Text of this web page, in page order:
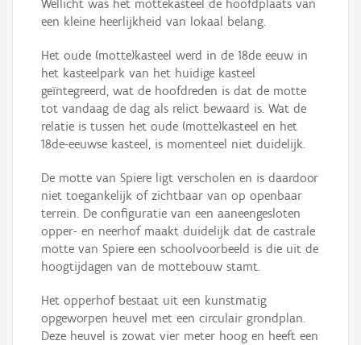
Wellicht was het mottekasteel de hoofdplaats van
een kleine heerlijkheid van lokaal belang.
Het oude (motte)kasteel werd in de 18de eeuw in
het kasteelpark van het huidige kasteel
geïntegreerd, wat de hoofdreden is dat de motte
tot vandaag de dag als relict bewaard is. Wat de
relatie is tussen het oude (motte)kasteel en het
18de-eeuwse kasteel, is momenteel niet duidelijk.
De motte van Spiere ligt verscholen en is daardoor
niet toegankelijk of zichtbaar van op openbaar
terrein. De configuratie van een aaneengesloten
opper- en neerhof maakt duidelijk dat de castrale
motte van Spiere een schoolvoorbeeld is die uit de
hoogtijdagen van de mottebouw stamt.
Het opperhof bestaat uit een kunstmatig
opgeworpen heuvel met een circulair grondplan.
Deze heuvel is zowat vier meter hoog en heeft een